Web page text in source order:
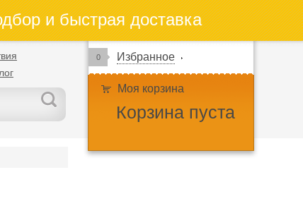
и быстрая доставка
0 Избранное
Моя корзина
Корзина пуста